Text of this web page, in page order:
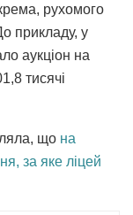
рухомого
прикладу, у
аукціон на
тисячі
що на
за яке ліцей